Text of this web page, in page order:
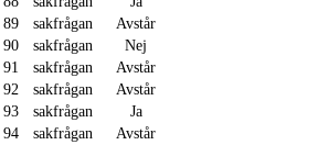
89 sakfrågan
Avstår
90 sakfrågan
Nej
91 sakfrågan
Avstår
92 sakfrågan
Avstår
93 sakfrågan
Ja
94 sakfrågan
Avstår